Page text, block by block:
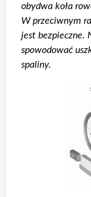
obydwa koła
W przeciwnym
jest bezpieczne.
spowodować
spaliny.